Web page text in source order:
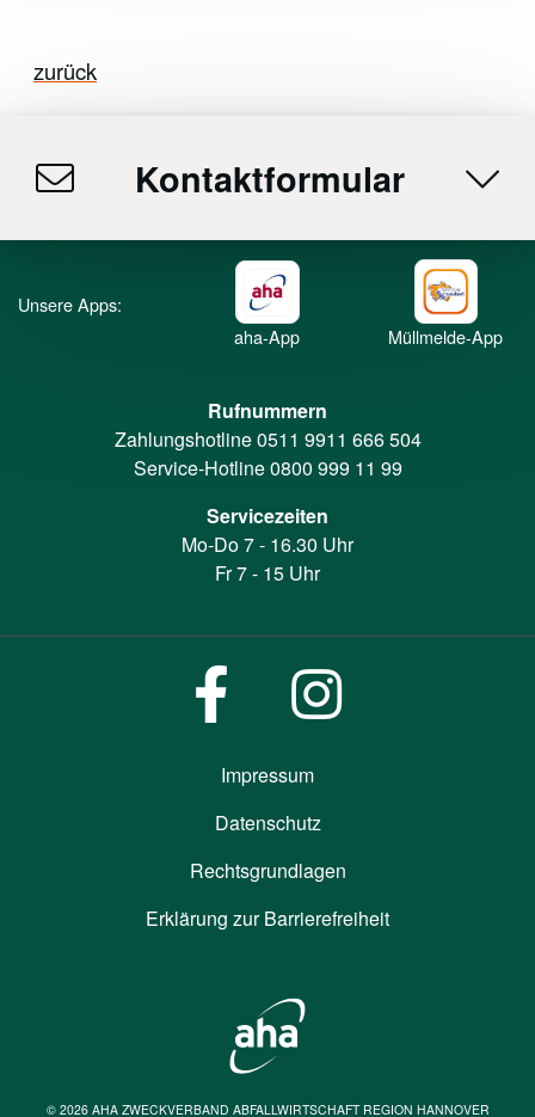
zurück
Kontaktformular
Unsere Apps:
aha-App
Müllmelde-App
Rufnummern
Zahlungshotline0511 9911 666 504
Service-Hotline0800 999 11 99
Servicezeiten
Mo-Do 7 - 16.30 Uhr
Fr 7 - 15 Uhr
Impressum
Datenschutz
Rechtsgrundlagen
Erklärung zur Barrierefreiheit
© 2026 AHA ZWECKVERBAND ABFALLWIRTSCHAFT REGION HANNOVER